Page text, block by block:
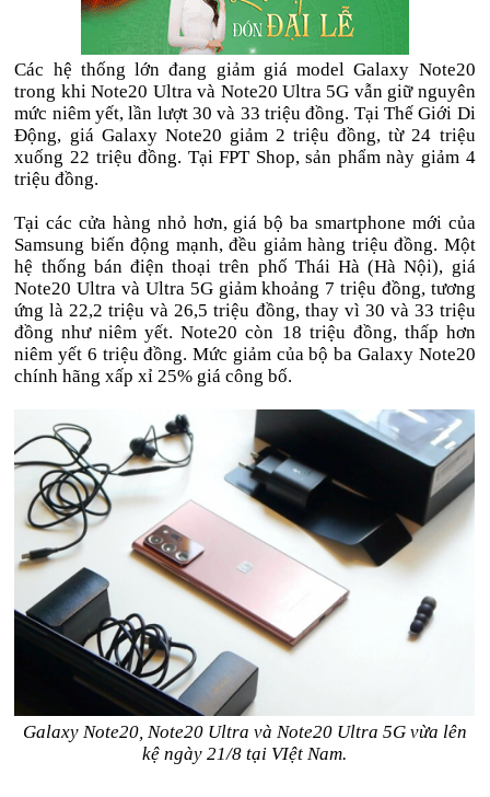
Các hệ thống lớn đang giảm giá model Galaxy Note20
trong khi Note20 Ultra và Note20 Ultra 5G vẫn giữ nguyên
mức niêm yết, lần lượt 30 và 33 triệu đồng. Tại Thế Giới Di
Động, giá Galaxy Note20 giảm 2 triệu đồng, từ 24 triệu
xuống 22 triệu đồng. Tại FPT Shop, sản phẩm này giảm 4
triệu đồng.
Tại các cửa hàng nhỏ hơn, giá bộ ba smartphone mới của
Samsung biến động mạnh, đều giảm hàng triệu đồng. Một
hệ thống bán điện thoại trên phố Thái Hà (Hà Nội), giá
Note20 Ultra và Ultra 5G giảm khoảng 7 triệu đồng, tương
ứng là 22,2 triệu và 26,5 triệu đồng, thay vì 30 và 33 triệu
đồng như niêm yết. Note20 còn 18 triệu đồng, thấp hơn
niêm yết 6 triệu đồng. Mức giảm của bộ ba Galaxy Note20
chính hãng xấp xỉ 25% giá công bố.
Galaxy Note20, Note20 Ultra và Note20 Ultra 5G vừa lên
kệ ngày 21/8 tại VIệt Nam.